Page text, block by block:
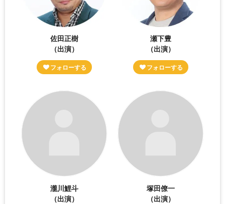
佐田正樹
（出演）
瀬下豊
（出演）
瀧川鯉斗
（出演）
塚田僚一
（出演）